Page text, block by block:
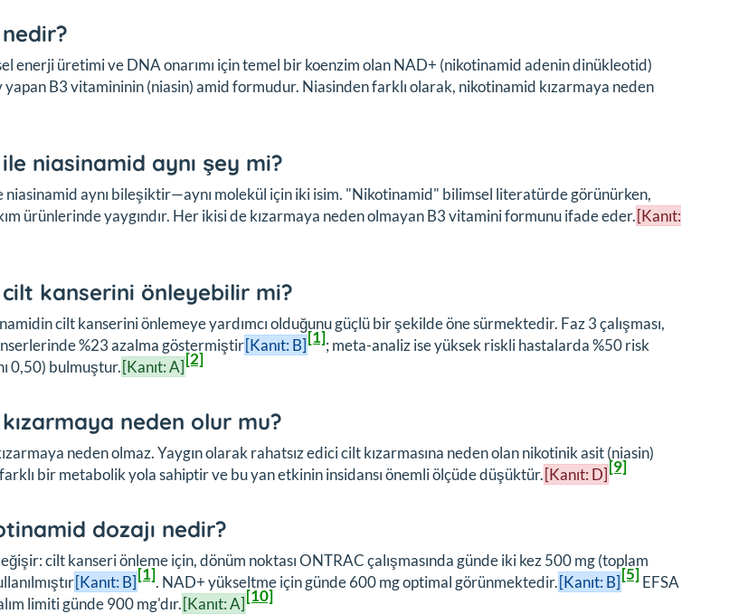
enerji üretimi ve DNA onarımı için temel bir koenzim olan NAD+ (nikotinamid adenin dinükleotid)
B3 vitamininin (niasin) amid formudur. Niasinden farklı olarak, nikotinamid kızarmaya neden
niasinamid aynı şey mi?
niasinamid aynı bileşiktir—aynı molekül için iki isim. "Nikotinamid" bilimsel literatürde görünürken,
ürünlerinde yaygındır. Her ikisi de kızarmaya neden olmayan B3 vitamini formunu ifade eder.[Kanıt:
kanserini önleyebilir mi?
cilt kanserini önlemeye yardımcı olduğunu güçlü bir şekilde öne sürmektedir. Faz 3 çalışması,
%23 azalma göstermiştir[Kanıt: B][1]; meta-analiz ise yüksek riskli hastalarda %50 risk
0,50) bulmuştur.[Kanıt: A][2]
neden olur mu?
neden olmaz. Yaygın olarak rahatsız edici cilt kızarmasına neden olan nikotinik asit (niasin)
bir metabolik yola sahiptir ve bu yan etkinin insidansı önemli ölçüde düşüktür.[Kanıt: D][9]
dozajı nedir?
cilt kanseri önleme için, dönüm noktası ONTRAC çalışmasında günde iki kez 500 mg (toplam
[Kanıt: B][1]. NAD+ yükseltme için günde 600 mg optimal görünmektedir.[Kanıt: B][5]EFSA
limiti günde 900 mg'dır.[Kanıt: A][10]